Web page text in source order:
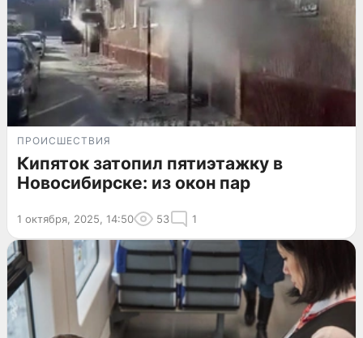
ПРОИСШЕСТВИЯ
Кипяток затопил пятиэтажку в
Новосибирске: из окон пар
1 октября, 2025, 14:50 53 1